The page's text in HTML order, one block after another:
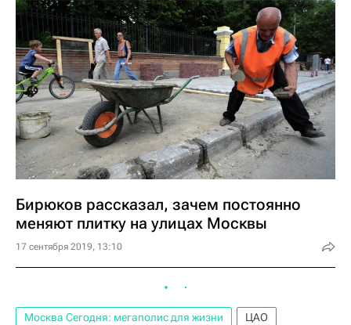
Бирюков рассказал, зачем постоянно
меняют плитку на улицах Москвы
17 сентября 2019, 13:10
Москва Сегодня: мегаполис для жизни
ЦАО